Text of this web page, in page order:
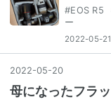
#EOS R5
ー
2022-05-
2022-05-20
母になったフラ